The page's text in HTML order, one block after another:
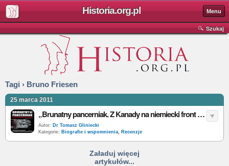
Historia.org.pl Menu
Szukaj
Tagi › Bruno Friesen
25 marca 2011
„Brunatny pancerniak. Z Kanady na niemiecki front wschodni....” - B. Friesen - recenzja
Autor: Dr Tomasz Gliniecki
Kategorie: Biografie i wspomnienia, Recenzje
Załaduj więcej
artykułów...